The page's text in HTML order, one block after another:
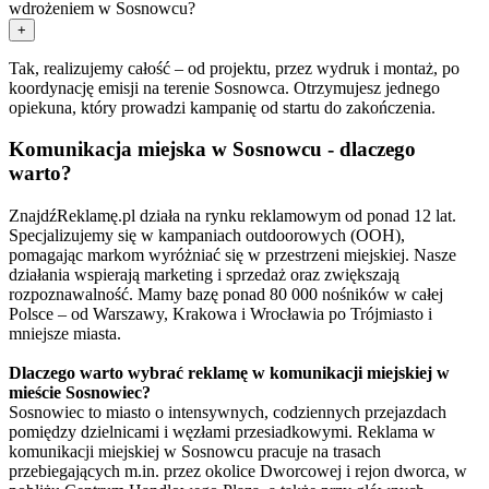
wdrożeniem w Sosnowcu?
+
Tak, realizujemy całość – od projektu, przez wydruk i montaż, po
koordynację emisji na terenie Sosnowca. Otrzymujesz jednego
opiekuna, który prowadzi kampanię od startu do zakończenia.
Komunikacja miejska w Sosnowcu - dlaczego
warto?
ZnajdźReklamę.pl działa na rynku reklamowym od ponad 12 lat.
Specjalizujemy się w kampaniach outdoorowych (OOH),
pomagając markom wyróżniać się w przestrzeni miejskiej. Nasze
działania wspierają marketing i sprzedaż oraz zwiększają
rozpoznawalność. Mamy bazę ponad 80 000 nośników w całej
Polsce – od Warszawy, Krakowa i Wrocławia po Trójmiasto i
mniejsze miasta.
Dlaczego warto wybrać reklamę w komunikacji miejskiej w
mieście Sosnowiec?
Sosnowiec to miasto o intensywnych, codziennych przejazdach
pomiędzy dzielnicami i węzłami przesiadkowymi. Reklama w
komunikacji miejskiej w Sosnowcu pracuje na trasach
przebiegających m.in. przez okolice Dworcowej i rejon dworca, w